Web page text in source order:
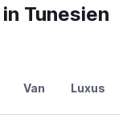
Tunesien
Van Luxus